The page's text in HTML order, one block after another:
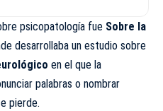
psicopatología fue Sobre la
desarrollaba un estudio sobre
en el que la
palabras o nombrar
pierde.